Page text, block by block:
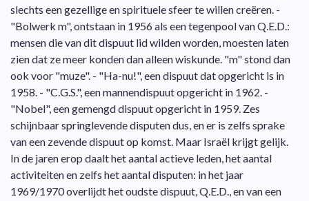
slechts een gezellige en spirituele sfeer te willen creëren. -
"Bolwerk m", ontstaan in 1956 als een tegenpool van Q.E.D.:
mensen die van dit dispuut lid wilden worden, moesten laten
zien dat ze meer konden dan alleen wiskunde. "m" stond dan
ook voor "muze". - "Ha-nu!", een dispuut dat opgericht is in
1958. - "C.G.S.", een mannendispuut opgericht in 1962. -
"Nobel", een gemengd dispuut opgericht in 1959. Zes
schijnbaar springlevende disputen dus, en er is zelfs sprake
van een zevende dispuut op komst. Maar Israël krijgt gelijk.
In de jaren erop daalt het aantal actieve leden, het aantal
activiteiten en zelfs het aantal disputen: in het jaar
1969/1970 overlijdt het oudste dispuut, Q.E.D., en van een